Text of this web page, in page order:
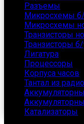
Разъемы
Микросхемы
Микросхемы
Транзисторы
Транзисторы
Лигатура
Процессоры
Корпуса часов
Тантал из
Катализаторы